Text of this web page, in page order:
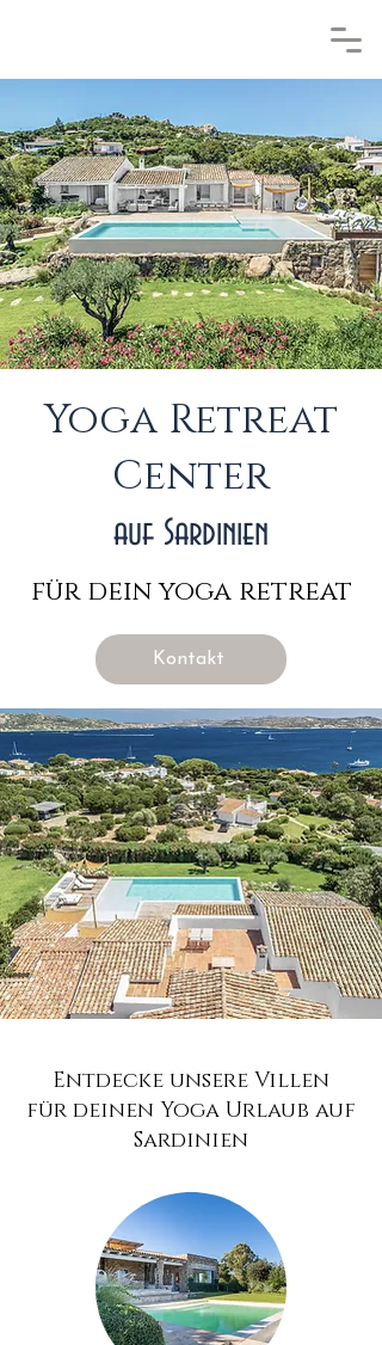
Yoga Retreat
Center
auf Sardinien
für dein yoga retreat
Kontakt
Entdecke unsere Villen
für deinen Yoga Urlaub auf
Sardinien